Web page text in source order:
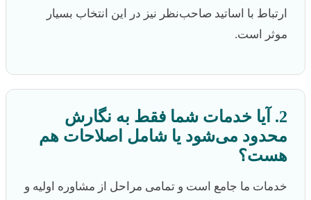
ارتباط با اساتید صاحب‌نظر نیز در این انتخاب بسیار
موثر است.
2. آیا خدمات شما فقط به نگارش
محدود می‌شود یا شامل اصلاحات هم
هست؟
خدمات ما جامع است و تمامی مراحل از مشاوره اولیه و